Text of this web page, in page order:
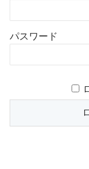
パスワード